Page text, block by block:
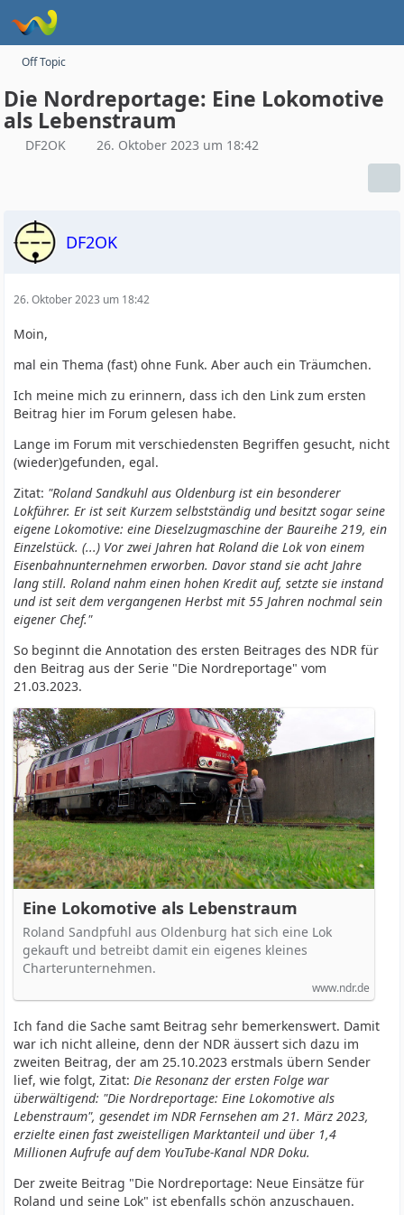
Off Topic
Die Nordreportage: Eine Lokomotive
als Lebenstraum
DF2OK 26. Oktober 2023 um 18:42
DF2OK
26. Oktober 2023 um 18:42
Moin,
mal ein Thema (fast) ohne Funk. Aber auch ein Träumchen.
Ich meine mich zu erinnern, dass ich den Link zum ersten
Beitrag hier im Forum gelesen habe.
Lange im Forum mit verschiedensten Begriffen gesucht, nicht
(wieder)gefunden, egal.
Zitat: "Roland Sandkuhl aus Oldenburg ist ein besonderer
Lokführer. Er ist seit Kurzem selbstständig und besitzt sogar seine
eigene Lokomotive: eine Dieselzugmaschine der Baureihe 219, ein
Einzelstück. (...) Vor zwei Jahren hat Roland die Lok von einem
Eisenbahnunternehmen erworben. Davor stand sie acht Jahre
lang still. Roland nahm einen hohen Kredit auf, setzte sie instand
und ist seit dem vergangenen Herbst mit 55 Jahren nochmal sein
eigener Chef."
So beginnt die Annotation des ersten Beitrages des NDR für
den Beitrag aus der Serie "Die Nordreportage" vom
21.03.2023.
Eine Lokomotive als Lebenstraum
Roland Sandpfuhl aus Oldenburg hat sich eine Lok
gekauft und betreibt damit ein eigenes kleines
Charterunternehmen.
www.ndr.de
Ich fand die Sache samt Beitrag sehr bemerkenswert. Damit
war ich nicht alleine, denn der NDR äussert sich dazu im
zweiten Beitrag, der am 25.10.2023 erstmals übern Sender
lief, wie folgt, Zitat:Die Resonanz der ersten Folge war
überwältigend: "Die Nordreportage: Eine Lokomotive als
Lebenstraum", gesendet im NDR Fernsehen am 21. März 2023,
erzielte einen fast zweistelligen Marktanteil und über 1,4
Millionen Aufrufe auf dem YouTube-Kanal NDR Doku.
Der zweite Beitrag "Die Nordreportage: Neue Einsätze für
Roland und seine Lok" ist ebenfalls schön anzuschauen.